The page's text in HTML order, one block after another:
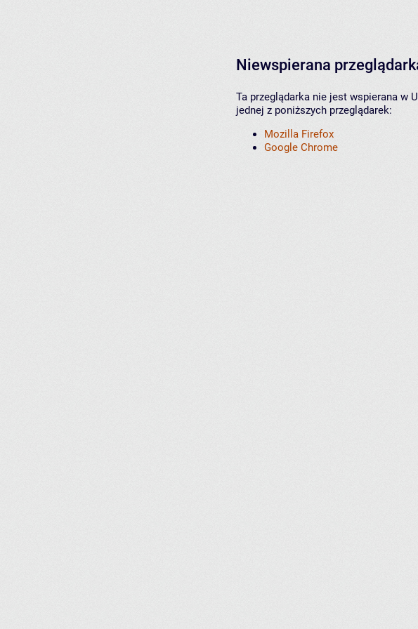
Niewspierana
Ta przeglądarka nie jest wspierana w
jednej z poniższych przeglądarek:
Mozilla Firefox
Google Chrome